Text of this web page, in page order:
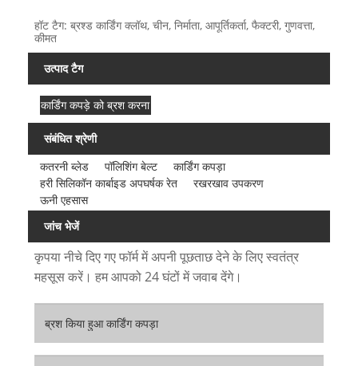
हॉट टैग: ब्रश्ड कार्डिंग क्लॉथ, चीन, निर्माता, आपूर्तिकर्ता, फैक्टरी, गुणवत्ता,
कीमत
उत्पाद टैग
कार्डिंग कपड़े को ब्रश करना
संबंधित श्रेणी
कतरनी ब्लेड
पॉलिशिंग बेल्ट
कार्डिंग कपड़ा
हरी सिलिकॉन कार्बाइड अपघर्षक रेत
रखरखाव उपकरण
ऊनी एहसास
जांच भेजें
कृपया नीचे दिए गए फॉर्म में अपनी पूछताछ देने के लिए स्वतंत्र
महसूस करें। हम आपको 24 घंटों में जवाब देंगे।